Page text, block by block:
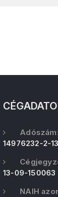
Adószám:
14976232-2-13
13-09-150063
NAIH